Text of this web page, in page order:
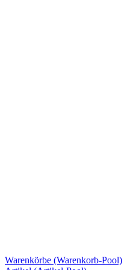
Warenkörbe (Warenkorb-Pool)